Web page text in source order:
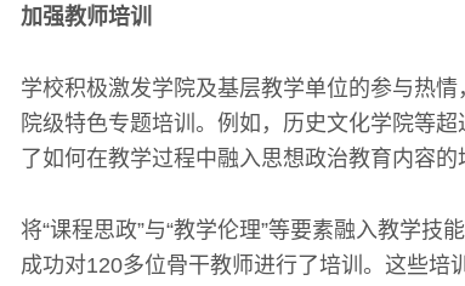
加强教师培训
学校积极激发学院及基层教学单位的参与热
院级特色专题培训。例如，历史文化学院等
了如何在教学过程中融入思想政治教育内容的
将“课程思政”与“教学伦理”等要素融入教学
成功对120多位骨干教师进行了培训。这些培